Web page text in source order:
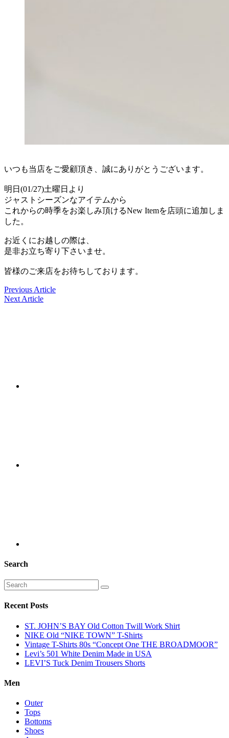
いつも当店をご愛顧頂き、誠にありがとうございます。
明日(01/27)土曜日より
ジャストシーズンなアイテムから
これからの時季をお楽しみ頂けるNew Itemを店頭に追加しま
した。
お近くにお越しの際は、
是非お立ち寄り下さいませ。
皆様のご来店をお待ちしております。
Previous Article
Next Article
Search
Recent Posts
ST. JOHN’S BAY Old Cotton Twill Work Shirt
NIKE Old “NIKE TOWN” T-Shirts
Vintage T-Shirts 80s “Concept One THE BROADMOOR”
Levi’s 501 White Denim Made in USA
LEVI’S Tuck Denim Trousers Shorts
Men
Outer
Tops
Bottoms
Shoes